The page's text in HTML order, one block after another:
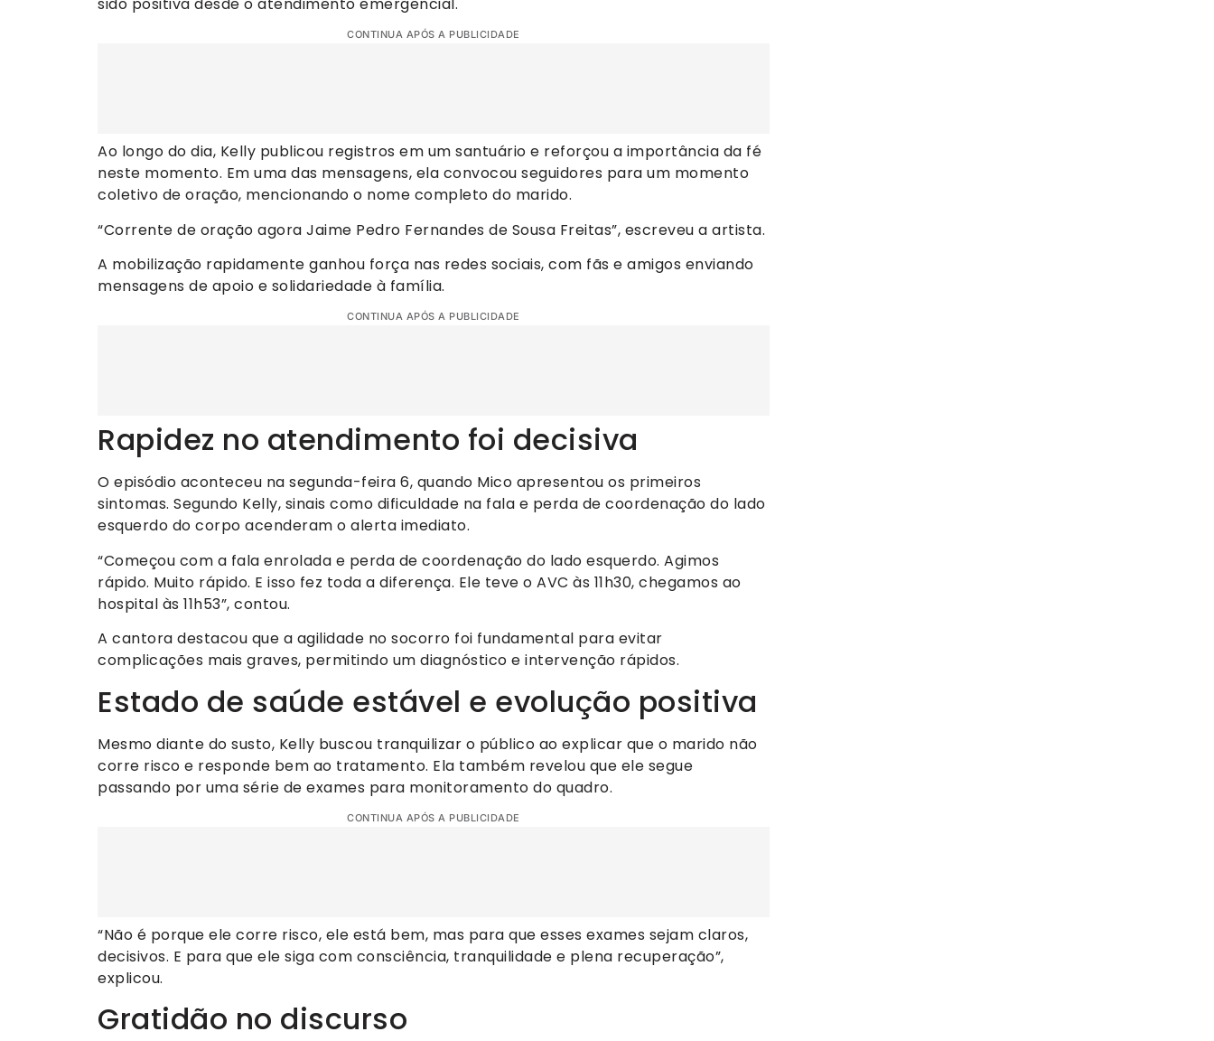
CONTINUA APÓS A PUBLICIDADE
Ao longo do dia, Kelly publicou registros em um santuário e reforçou a importância da fé
neste momento. Em uma das mensagens, ela convocou seguidores para um momento
coletivo de oração, mencionando o nome completo do marido.
“Corrente de oração agora Jaime Pedro Fernandes de Sousa Freitas”, escreveu a artista.
A mobilização rapidamente ganhou força nas redes sociais, com fãs e amigos enviando
mensagens de apoio e solidariedade à família.
CONTINUA APÓS A PUBLICIDADE
Rapidez no atendimento foi decisiva
O episódio aconteceu na segunda-feira 6, quando Mico apresentou os primeiros
sintomas. Segundo Kelly, sinais como dificuldade na fala e perda de coordenação do lado
esquerdo do corpo acenderam o alerta imediato.
“Começou com a fala enrolada e perda de coordenação do lado esquerdo. Agimos
rápido. Muito rápido. E isso fez toda a diferença. Ele teve o AVC às 11h30, chegamos ao
hospital às 11h53”, contou.
A cantora destacou que a agilidade no socorro foi fundamental para evitar
complicações mais graves, permitindo um diagnóstico e intervenção rápidos.
Estado de saúde estável e evolução positiva
Mesmo diante do susto, Kelly buscou tranquilizar o público ao explicar que o marido não
corre risco e responde bem ao tratamento. Ela também revelou que ele segue
passando por uma série de exames para monitoramento do quadro.
CONTINUA APÓS A PUBLICIDADE
“Não é porque ele corre risco, ele está bem, mas para que esses exames sejam claros,
decisivos. E para que ele siga com consciência, tranquilidade e plena recuperação”,
explicou.
Gratidão no discurso